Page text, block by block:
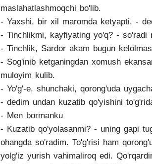
maslahatlashmoqchi bo'lib.
- Yaxshi, bir xil maromda ketyapti. -
- Tinchlikmi, kayfiyating yo'q? - so'radi
- Tinchlik, Sardor akam bugun
- Sog'inib ketganingdan xomush
muloyim kulib.
- Yo'g'-e, shunchaki, qorong'uda
- dedim undan kuzatib qo'yishini
- Men bormanku
- Kuzatib qo'yolasanmi? - uning gapi
ohangda so'radim. To'g'risi ham
yolg'iz yurish vahimaliroq edi.